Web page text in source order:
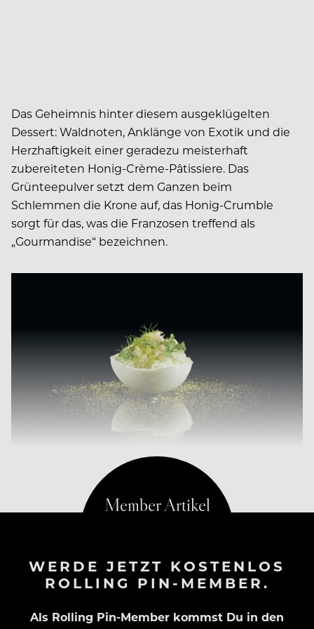
Das Geheimnis hinter diesem ausgeklügelten
Dessert: Waldnoten, Anklänge von Exotik und die
Herzhaftigkeit einer geradezu meisterhaft
zubereiteten Honig-Crème-Pâtissiere. Das
Grünteepulver setzt dem Ganzen beim
Schlemmen die Krone auf, das Honig-Crumble
sorgt für das, was die Franzosen treffend als
„Gourmandise“ bezeichnen.
WERDE JETZT KOSTENLOS
ROLLING PIN-MEMBER.
Als Rolling Pin-Member kommst Du in den